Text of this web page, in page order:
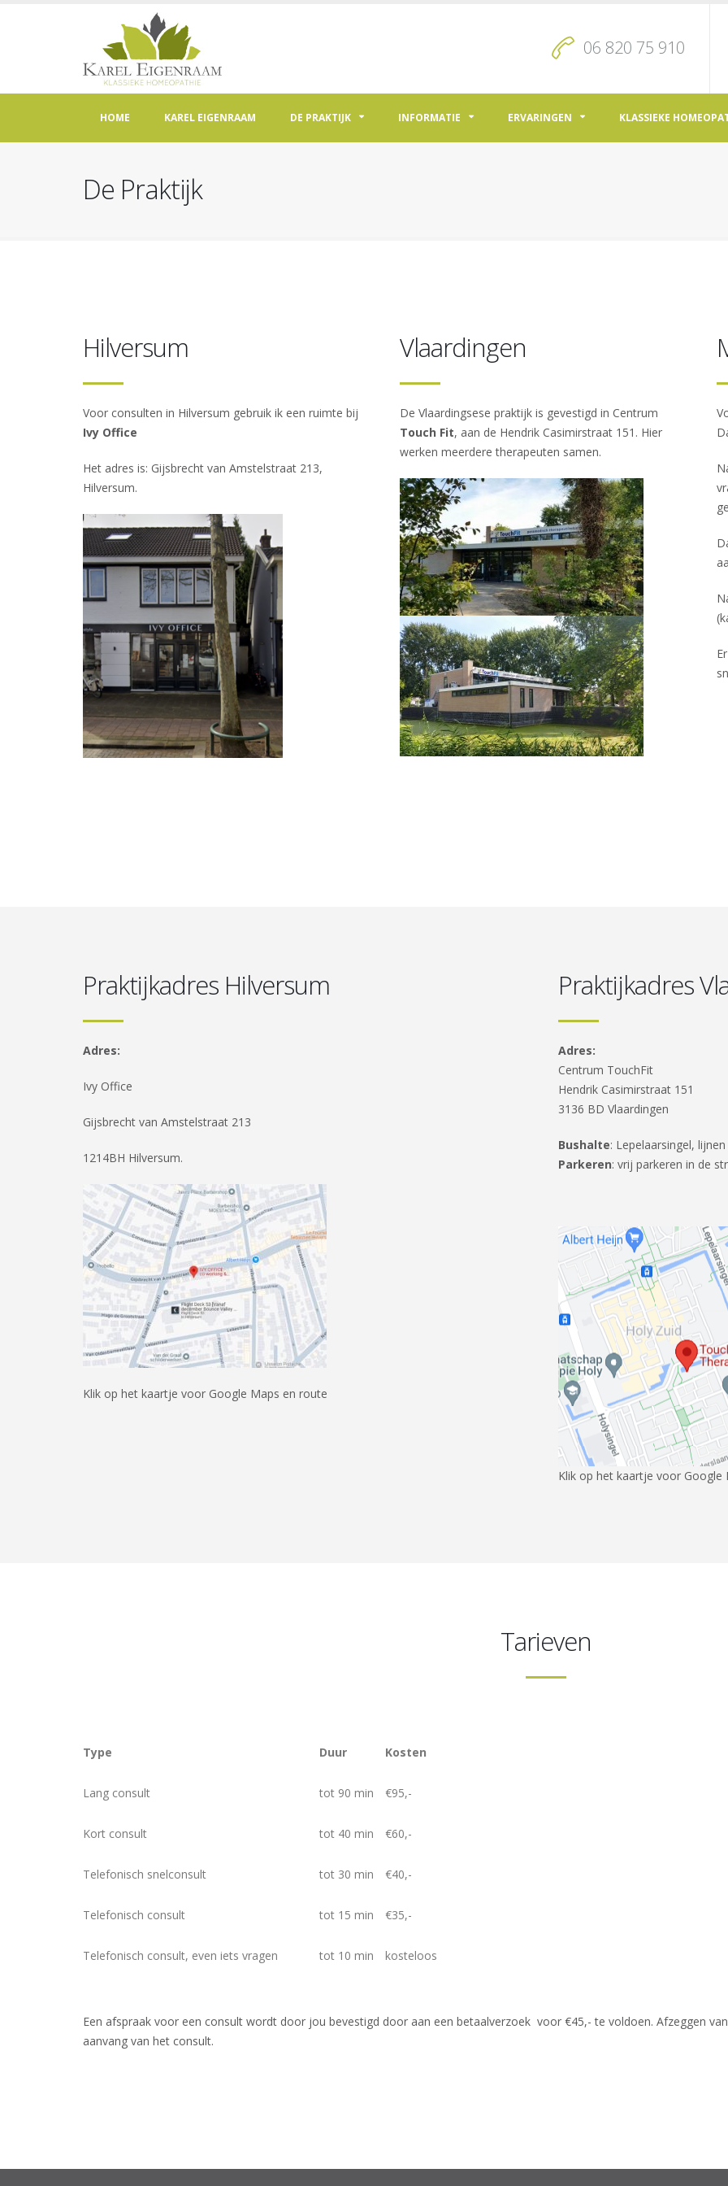
06 820 75 910
HOME KAREL EIGENRAAM DE PRAKTIJK INFORMATIE ERVARINGEN KLASSIEKE
De Praktijk
Hilversum
Voor consulten in Hilversum gebruik ik een ruimte bij
Ivy Office
Het adres is: Gijsbrecht van Amstelstraat 213,
Hilversum.
Vlaardingen
De Vlaardingsese praktijk is gevestigd in Centrum
Touch Fit, aan de Hendrik Casimirstraat 151. Hier
werken meerdere therapeuten samen.
(
Praktijkadres Hilversum
Adres:
Ivy Office
Gijsbrecht van Amstelstraat 213
1214BH Hilversum.
Klik op het kaartje voor Google Maps en route
Praktijkadres
Adres:
Centrum TouchFit
Hendrik Casimirstraat 151
3136 BD Vlaardingen
Bushalte: Lepelaarsingel,
Parkeren: vrij parkeren in de
Klik op het kaartje voor Google
Tarieven
Type Duur Kosten
Lang consult tot 90 min €95,-
Kort consult tot 40 min €60,-
Telefonisch snelconsult tot 30 min €40,-
Telefonisch consult tot 15 min €35,-
Telefonisch consult, even iets vragen tot 10 min kosteloos
Een afspraak voor een consult wordt door jou bevestigd door aan een betaalverzoek voor €45,- te voldoen. Afzeggen
aanvang van het consult.